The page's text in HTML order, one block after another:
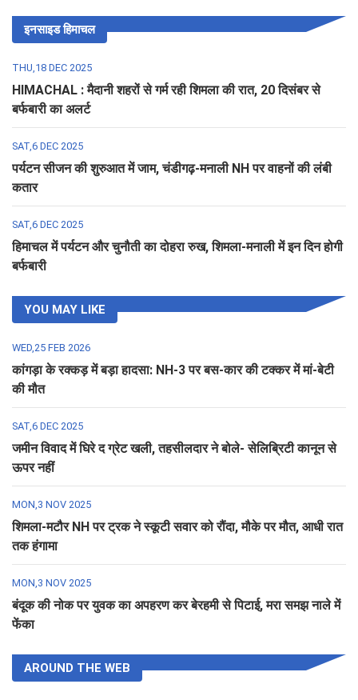
इनसाइड हिमाचल
THU,18 DEC 2025
HIMACHAL : मैदानी शहरों से गर्म रही शिमला की रात, 20 दिसंबर से
बर्फबारी का अलर्ट
SAT,6 DEC 2025
पर्यटन सीजन की शुरुआत में जाम, चंडीगढ़-मनाली NH पर वाहनों की लंबी
कतार
SAT,6 DEC 2025
हिमाचल में पर्यटन और चुनौती का दोहरा रुख, शिमला-मनाली में इन दिन होगी
बर्फबारी
YOU MAY LIKE
WED,25 FEB 2026
कांगड़ा के रक्कड़ में बड़ा हादसा: NH-3 पर बस-कार की टक्कर में मां-बेटी
की मौत
SAT,6 DEC 2025
जमीन विवाद में घिरे द ग्रेट खली, तहसीलदार ने बोले- सेलिब्रिटी कानून से
ऊपर नहीं
MON,3 NOV 2025
शिमला-मटौर NH पर ट्रक ने स्कूटी सवार को रौंदा, मौके पर मौत, आधी रात
तक हंगामा
MON,3 NOV 2025
बंदूक की नोक पर युवक का अपहरण कर बेरहमी से पिटाई, मरा समझ नाले में
फेंका
AROUND THE WEB